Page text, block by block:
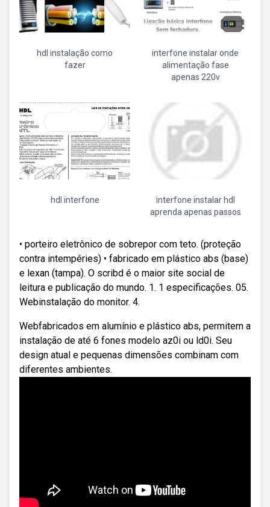
hdl instalação como
fazer
interfone instalar onde
alimentação fase
apenas 220v
hdl interfone
interfone instalar hdl
aprenda apenas passos
• porteiro eletrônico de sobrepor com teto. (proteção
contra intempéries) • fabricado em plástico abs (base)
e lexan (tampa). O scribd é o maior site social de
leitura e publicação do mundo. 1. 1 especificações. 05.
Webinstalação do monitor. 4.
Webfabricados em alumínio e plástico abs, permitem a
instalação de até 6 fones modelo az0i ou ld0i. Seu
design atual e pequenas dimensões combinam com
diferentes ambientes.